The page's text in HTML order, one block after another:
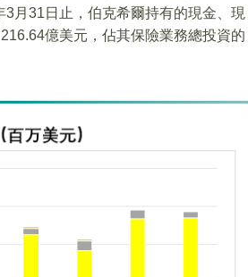
月31日止，伯克希爾持有的現金、現
億美元，佔其保險業務總投資的